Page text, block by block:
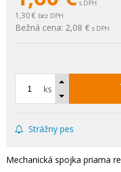
s DPH
1,30 € bez DPH
Bežná cena: 2,08 € s DPH
ks
Strážny pes
Mechanická spojka priama